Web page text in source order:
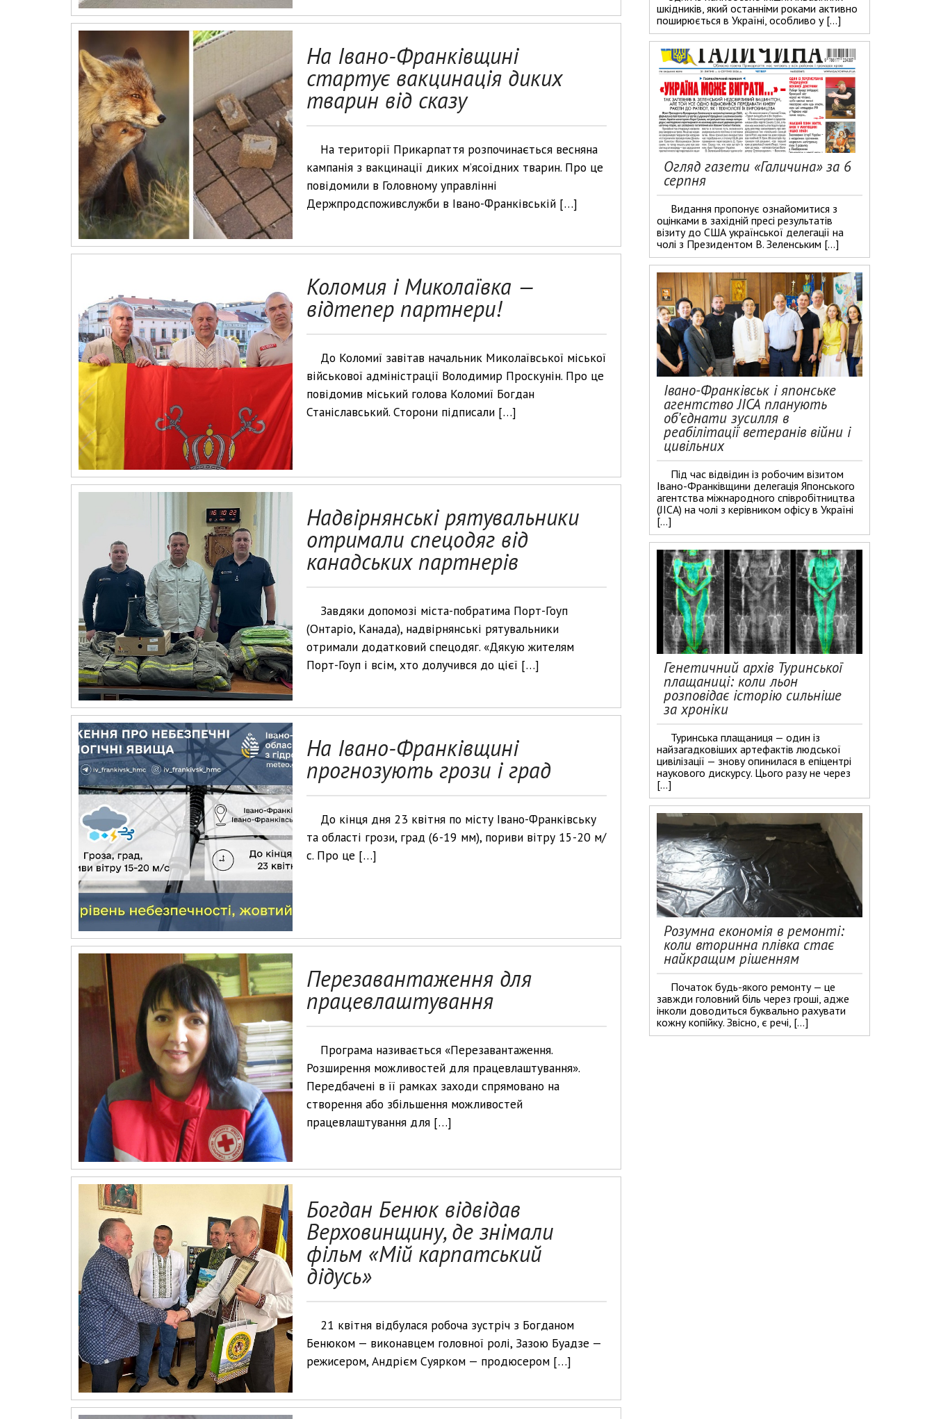
На Івано-Франківщині
стартує вакцинація диких
тварин від сказу
На території Прикарпаття розпочинається весняна
кампанія з вакцинації диких м’ясоїдних тварин. Про це
повідомили в Головному управлінні
Держпродспоживслужби в Івано-Франківській […]
Коломия і Миколаївка —
відтепер партнери!
До Коломиї завітав начальник Миколаївської міської
військової адміністрації Володимир Проскунін. Про це
повідомив міський голова Коломиї Богдан
Станіславський. Сторони підписали […]
Надвірнянські рятувальники
отримали спецодяг від
канадських партнерів
Завдяки допомозі міста-побратима Порт-Гоуп
(Онтаріо, Канада), надвірнянські рятувальники
отримали додатковий спецодяг. «Дякую жителям
Порт-Гоуп і всім, хто долучився до цієї […]
На Івано-Франківщині
прогнозують грози і град
До кінця дня 23 квітня по місту Івано-Франківську
та області грози, град (6-19 мм), пориви вітру 15-20 м/
с. Про це […]
Перезавантаження для
працевлаштування
Програма називається «Перезавантаження.
Розширення можливостей для працевлаштування».
Передбачені в її рамках заходи спрямовано на
створення або збільшення можливостей
працевлаштування для […]
Богдан Бенюк відвідав
Верховинщину, де знімали
фільм «Мій карпатський
дідусь»
21 квітня відбулася робоча зустріч з Богданом
Бенюком — виконавцем головної ролі, Зазою Буадзе —
режисером, Андрієм Суярком — продюсером […]
шкідників, який останніми роками активно
поширюється в Україні, особливо у […]
Огляд газети «Галичина» за 6
серпня
Видання пропонує ознайомитися з
оцінками в західній пресі результатів
візиту до США української делегації на
чолі з Президентом В. Зеленським […]
Івано-Франківськ і японське
агентство JICA планують
об’єднати зусилля в
реабілітації ветеранів війни і
цивільних
Під час відвідин із робочим візитом
Івано-Франківщини делегація Японського
агентства міжнародного співробітництва
(JICA) на чолі з керівником офісу в Україні
[…]
Генетичний архів Туринської
плащаниці: коли льон
розповідає історію сильніше
за хроніки
Туринська плащаниця — один із
найзагадковіших артефактів людської
цивілізації — знову опинилася в епіцентрі
наукового дискурсу. Цього разу не через
[…]
Розумна економія в ремонті:
коли вторинна плівка стає
найкращим рішенням
Початок будь-якого ремонту — це
завжди головний біль через гроші, адже
інколи доводиться буквально рахувати
кожну копійку. Звісно, є речі, […]